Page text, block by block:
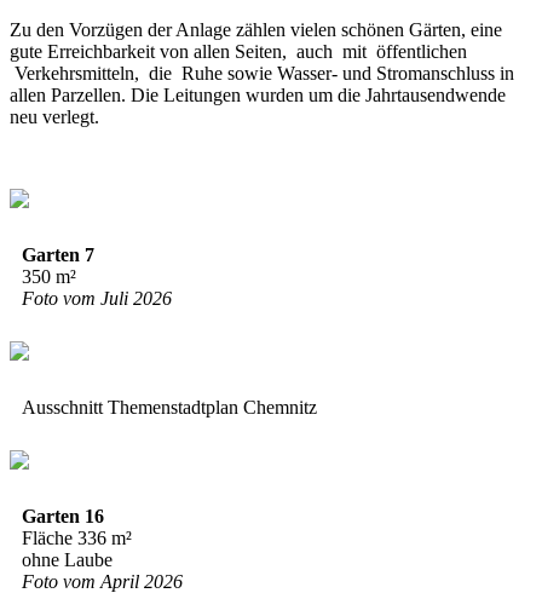
Zu den Vorzügen der Anlage zählen vielen schönen Gärten, eine
gute Erreichbarkeit von allen Seiten, auch mit öffentlichen
Verkehrsmitteln, die Ruhe sowie Wasser- und Stromanschluss in
allen Parzellen. Die Leitungen wurden um die Jahrtausendwende
neu verlegt.
Garten 7
350 m²
Foto vom Juli 2026
Ausschnitt Themenstadtplan Chemnitz
Garten 16
Fläche 336 m²
ohne Laube
Foto vom April 2026